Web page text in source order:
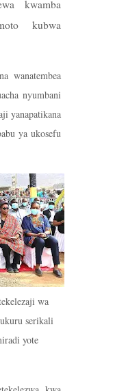
kwamba
kubwa
wanatembea
nyumbani
yanapatikana
ya ukosefu
wa
serikali
yote